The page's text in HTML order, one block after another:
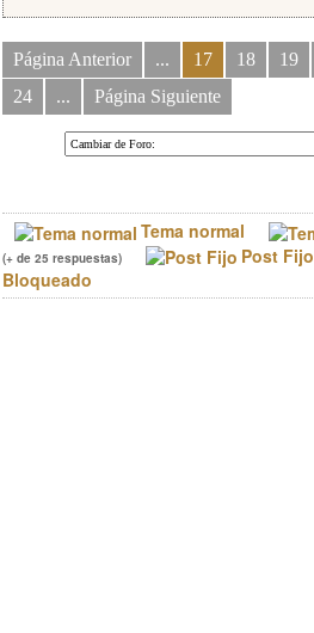
Página Anterior ... 17 18 19
24
... Página Siguiente
Tema normal
(+ de 25 respuestas) Post Fijo
Bloqueado